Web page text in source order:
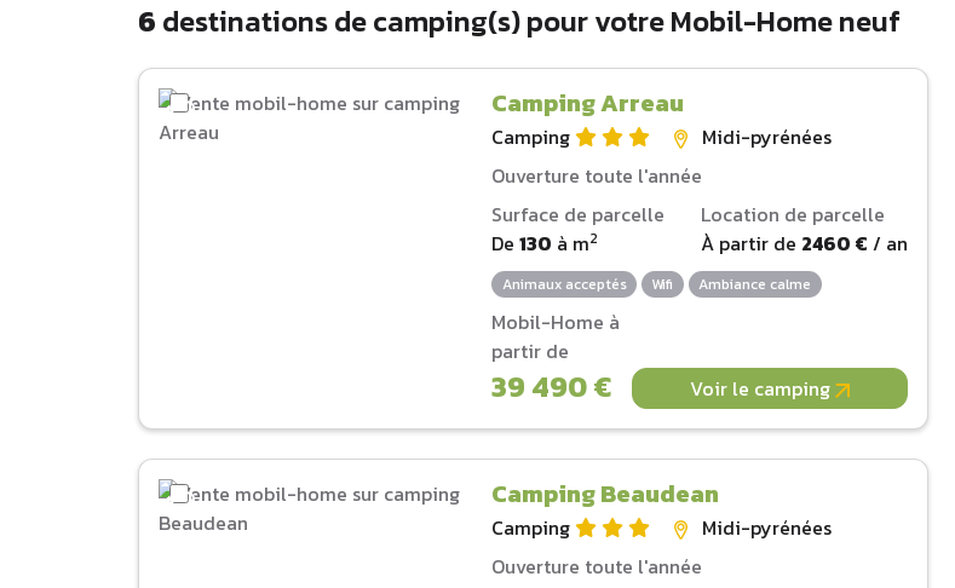
6 destinations de camping(s) pour votre Mobil-Home neuf
Camping Arreau
Camping
Midi-pyrénées
Ouverture toute l'année
Surface de parcelle
De130 à m2
Location de parcelle
À partir de 2460 € / an
Animaux acceptés Wifi Ambiance calme
Mobil-Home à
partir de
39 490 € Voir le camping
Camping Beaudean
Camping
Midi-pyrénées
Ouverture toute l'année